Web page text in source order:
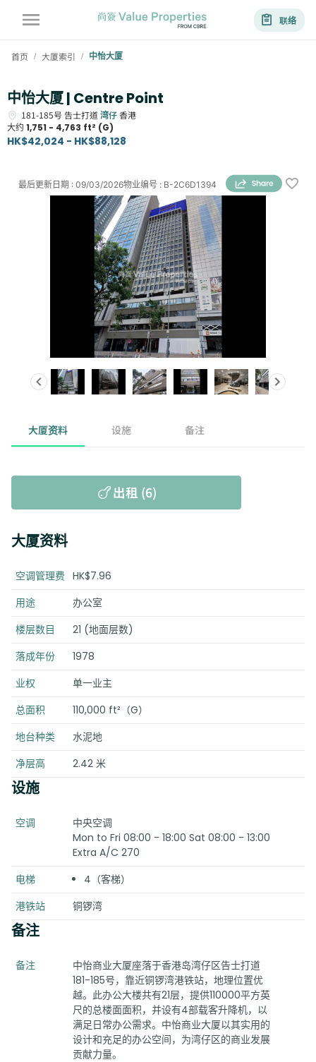
联络
首页 / 大厦索引 / 中怡大厦
中怡大厦 | Centre Point
181-185号 告士打道湾仔香港
大约 1,751 - 4,763 ft² (G)
HK$42,024 - HK$88,128
物业编号 : B-2C6D1394
最后更新日期 : 09/03/2026
大厦资料 设施 备注
出租 (6)
大厦资料
空调管理费 HK$7.96
用途
办公室
楼层数目
21 (地面层数)
落成年份
1978
业权
单一业主
总面积
110,000 ft²（G）
地台种类
水泥地
净层高
2.42 米
设施
空调
中央空调
Mon to Fri 08:00 - 18:00 Sat 08:00 - 13:00
Extra A/C 270
电梯
4（客梯）
港铁站
铜锣湾
备注
备注
中怡商业大厦座落于香港岛湾仔区告士打道
181-185号，靠近铜锣湾港铁站，地理位置优
越。此办公大楼共有21层，提供110000平方英
尺的总楼面面积，并设有4部载客升降机，以
满足日常办公需求。中怡商业大厦以其实用的
设计和充足的办公空间，为湾仔区的商业发展
贡献力量。